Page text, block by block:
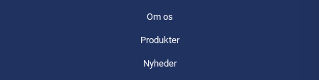
Om os
Produkter
Nyheder